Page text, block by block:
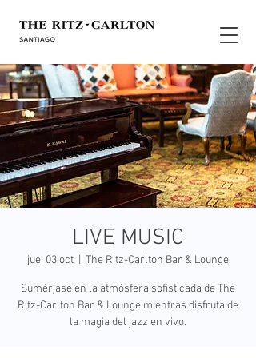
LIVE MUSIC
jue, 03 oct The Ritz-Carlton Bar & Lounge
Sumérjase en la atmósfera sofisticada de The
Ritz-Carlton Bar & Lounge mientras disfruta de
la magia del jazz en vivo.